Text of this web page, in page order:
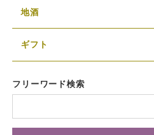
地酒
ギフト
フリーワード検索